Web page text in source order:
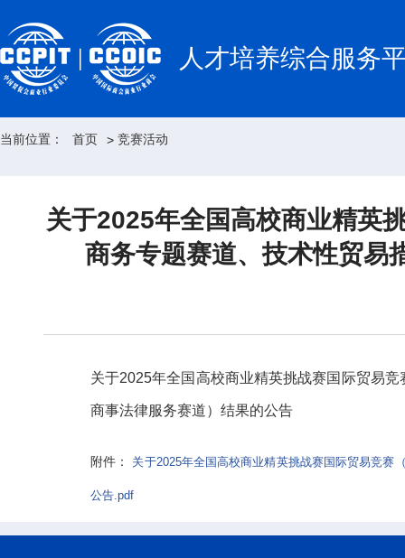
人才培养综合服务
当前位置： 首页 > 竞赛活动
关于2025年全国高校商业精英
商务专题赛道、技术性贸易
关于2025年全国高校商业精英挑战赛国际贸易
商事法律服务赛道）结果的公告
附件： 关于2025年全国高校商业精英挑战赛国际贸易竞赛
公告.pdf